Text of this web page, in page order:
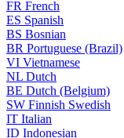
FR French
ES Spanish
BS Bosnian
BR Portuguese (Brazil)
VI Vietnamese
NL Dutch
BE Dutch (Belgium)
SW Finnish Swedish
IT Italian
ID Indonesian